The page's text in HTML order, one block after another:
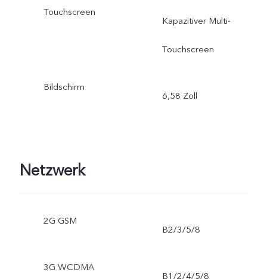
Touchscreen
Kapazitiver Multi-
Touchscreen
Bildschirm
6,58 Zoll
Netzwerk
2G GSM
B2/3/5/8
3G WCDMA
B1/2/4/5/8